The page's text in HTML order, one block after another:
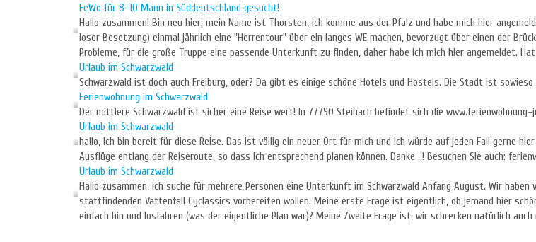
FeWo für 8-10 Mann in Süddeutschland gesucht!
Hallo zusammen! Bin neu hier; mein Name ist Thorsten, ich komme aus der Pfalz und habe mich hier
loser Besetzung) einmal jährlich eine "Herrentour" über ein langes WE machen, bevorzugt über einen der
Probleme, für die große Truppe eine passende Unterkunft zu finden, daher habe ich mich hier angemeldet.
Urlaub im Schwarzwald
Schwarzwald ist doch auch Freiburg, oder? Da gibt es einige schöne Hotels und Hostels. Die Stadt ist sowieso
Ferienwohnung im Schwarzwald
Der mittlere Schwarzwald ist sicher eine Reise wert! In 77790 Steinach befindet sich die
Urlaub im Schwarzwald
hallo, Ich bin bereit für diese Reise. Das ist völlig ein neuer Ort für mich und ich würde auf jeden Fall gerne
Ausflüge entlang der Reiseroute, so dass ich entsprechend planen können. Danke ..! Besuchen Sie auch:
Urlaub im Schwarzwald
Hallo zusammen, ich suche für mehrere Personen eine Unterkunft im Schwarzwald Anfang August. Wir
stattfindenden Vattenfall Cyclassics vorbereiten wollen. Meine erste Frage ist eigentlich, ob jemand hier
einfach hin und losfahren (was der eigentliche Plan war)? Meine Zweite Frage ist, wir schrecken natürlich